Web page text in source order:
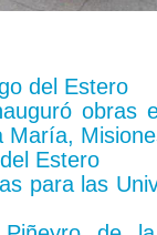
del Estero
obras
María,
Estero
para las